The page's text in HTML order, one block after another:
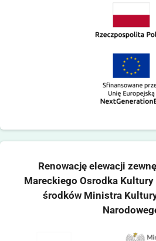
Renowację elewacji
Mareckiego Osrodka
środków Ministra